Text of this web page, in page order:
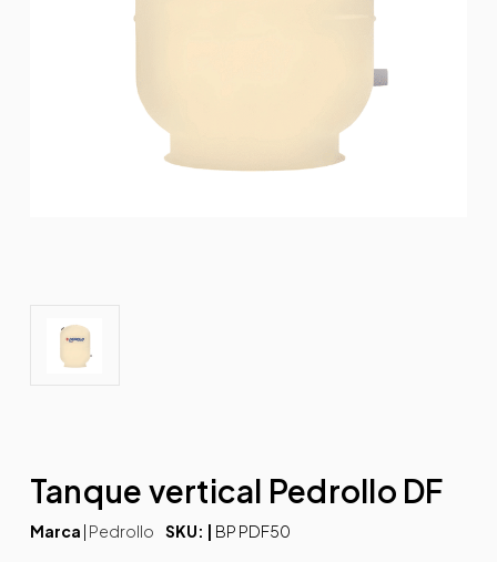
Tanque vertical Pedrollo DF
Marca | Pedrollo SKU: | BP PDF50